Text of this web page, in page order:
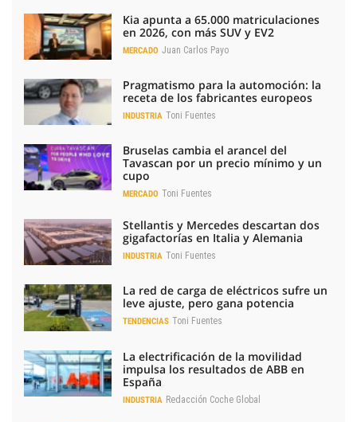
Kia apunta a 65.000 matriculaciones
en 2026, con más SUV y EV2
MERCADO Juan Carlos Payo
Pragmatismo para la automoción: la
receta de los fabricantes europeos
INDUSTRIA Toni Fuentes
Bruselas cambia el arancel del
Tavascan por un precio mínimo y un
cupo
MERCADO Toni Fuentes
Stellantis y Mercedes descartan dos
gigafactorías en Italia y Alemania
INDUSTRIA Toni Fuentes
La red de carga de eléctricos sufre un
leve ajuste, pero gana potencia
TENDENCIAS Toni Fuentes
La electrificación de la movilidad
impulsa los resultados de ABB en
España
INDUSTRIA Redacción Coche Global